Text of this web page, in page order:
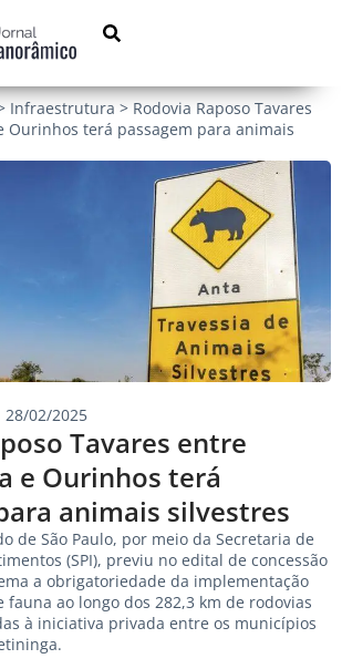
Infraestrutura > Rodovia Raposo Tavares
terá passagem para animais
Tavares entre
e Ourinhos terá
animais silvestres
28/02/2025
de São Paulo, por meio da Secretaria de
(SPI), previu no edital de concessão
a obrigatoriedade da implementação
fauna ao longo dos 282,3 km de rodovias
à iniciativa privada entre os municípios